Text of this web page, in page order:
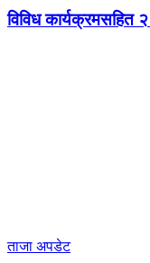
विविध
ताजा अपडेट